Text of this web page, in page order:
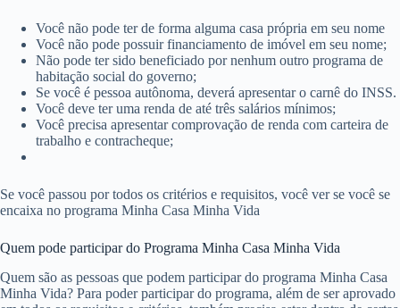
Você não pode ter de forma alguma casa própria em seu nome
Você não pode possuir financiamento de imóvel em seu nome;
Não pode ter sido beneficiado por nenhum outro programa de
habitação social do governo;
Se você é pessoa autônoma, deverá apresentar o carnê do INSS.
Você deve ter uma renda de até três salários mínimos;
Você precisa apresentar comprovação de renda com carteira de
trabalho e contracheque;
Se você passou por todos os critérios e requisitos, você ver se você se
encaixa no programa Minha Casa Minha Vida
Quem pode participar do Programa Minha Casa Minha Vida
Quem são as pessoas que podem participar do programa Minha Casa
Minha Vida? Para poder participar do programa, além de ser aprovado